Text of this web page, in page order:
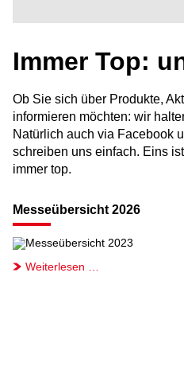
Immer Top:
Ob Sie sich über Produkte,
informieren möchten: wir
Natürlich auch via Facebook
schreiben uns einfach. Eins
immer top.
Messeübersicht 2026
Weiterlesen …